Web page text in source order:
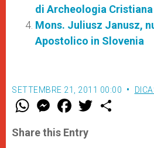
di Archeologia Cristiana
Mons. Juliusz Janusz,
Apostolico in Slovenia
SETTEMBRE 21, 2011 00:00
W
t
s
M
e
s
e
F
a
e
b
w
Share this Entry